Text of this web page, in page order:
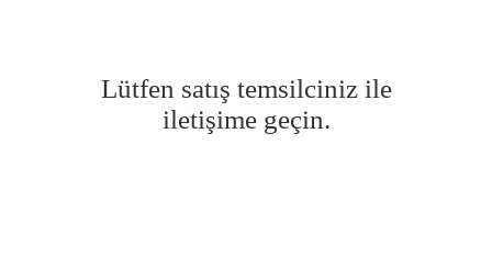
Lütfen satış temsilciniz ile
iletişime geçin.